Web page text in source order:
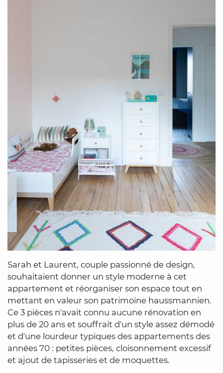
Sarah et Laurent, couple passionné de design,
souhaitaient donner un style moderne à cet
appartement et réorganiser son espace tout en
mettant en valeur son patrimoine haussmannien.
Ce 3 pièces n'avait connu aucune rénovation en
plus de 20 ans et souffrait d'un style assez démodé
et d'une lourdeur typiques des appartements des
années 70 : petites pièces, cloisonnement excessif
et ajout de tapisseries et de moquettes.